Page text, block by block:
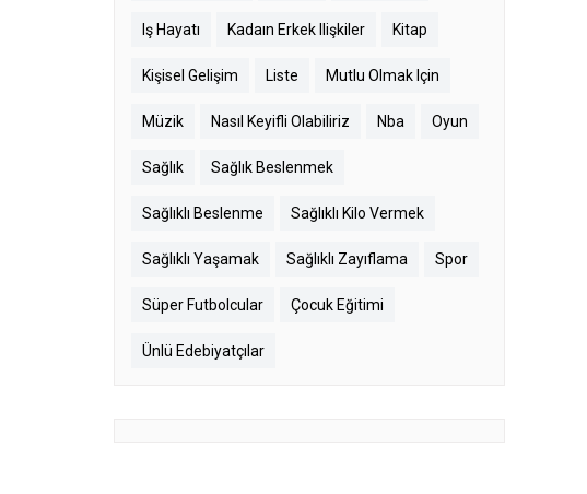
Iş Hayatı Kadaın Erkek Ilişkiler Kitap
Kişisel Gelişim Liste Mutlu Olmak Için
Müzik Nasıl Keyifli Olabiliriz Nba Oyun
Sağlık Sağlık Beslenmek
Sağlıklı Beslenme Sağlıklı Kilo Vermek
Sağlıklı Yaşamak Sağlıklı Zayıflama Spor
Süper Futbolcular Çocuk Eğitimi
Ünlü Edebiyatçılar